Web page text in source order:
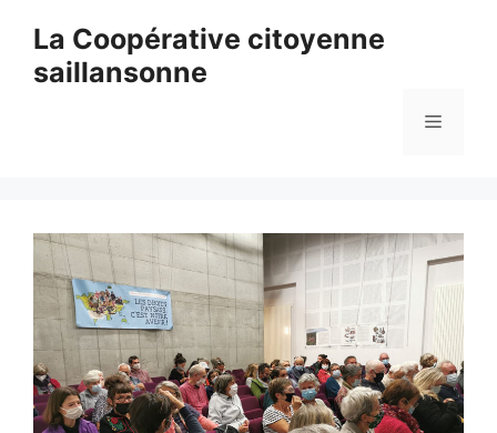
contenu
La Coopérative citoyenne
saillansonne
Menu